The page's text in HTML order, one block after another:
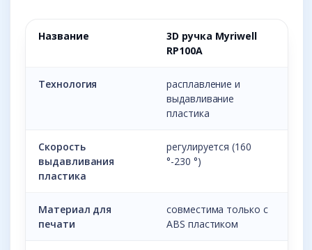
Название
3D ручка Myriwell
RP100A
Технология
расплавление и
выдавливание
пластика
Скорость
выдавливания
пластика
регулируется (160
°-230 °)
Материал для
печати
совместима только с
ABS пластиком